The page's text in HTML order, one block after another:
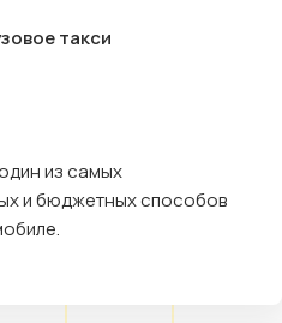
такси
из самых
и бюджетных способов